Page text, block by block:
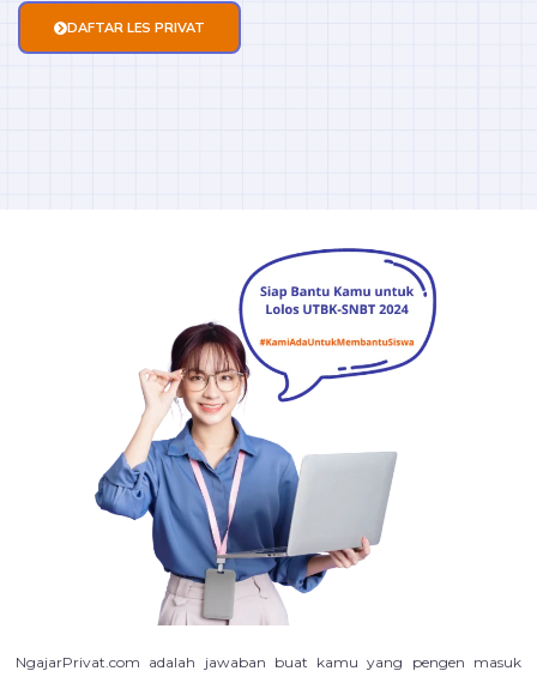
DAFTAR LES PRIVAT
NgajarPrivat.com adalah jawaban buat kamu yang pengen masuk